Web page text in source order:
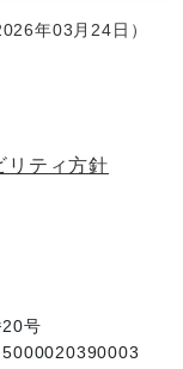
年03月24日
リティ方針
号
5000020390003